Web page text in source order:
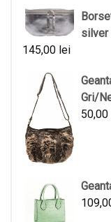
silver
145,00 lei
Gri/
50,00